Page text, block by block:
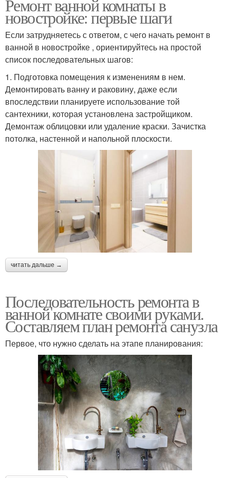
Ремонт ванной комнаты в
новостройке: первые шаги
Если затрудняетесь с ответом, с чего начать ремонт в
ванной в новостройке , ориентируйтесь на простой
список последовательных шагов:
1. Подготовка помещения к изменениям в нем.
Демонтировать ванну и раковину, даже если
впоследствии планируете использование той
сантехники, которая установлена застройщиком.
Демонтаж облицовки или удаление краски. Зачистка
потолка, настенной и напольной плоскости.
читать дальше →
Последовательность ремонта в
ванной комнате своими руками.
Составляем план ремонта санузла
Первое, что нужно сделать на этапе планирования: